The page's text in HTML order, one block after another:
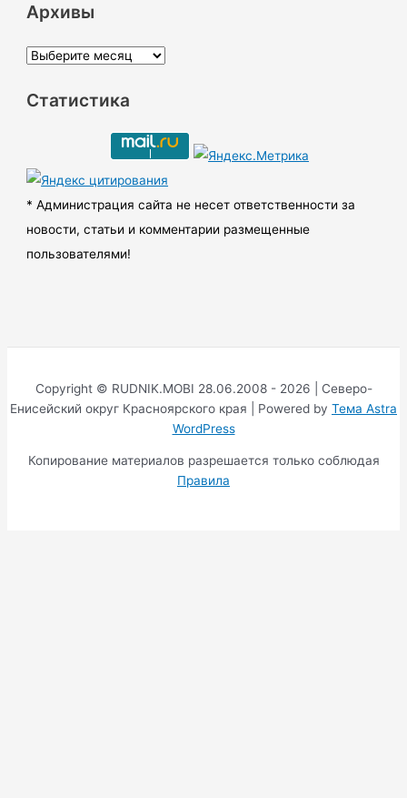
Архивы
А
х
ы
Статистика
* Администрация сайта не несет ответственности за
новости, статьи и комментарии размещенные
пользователями!
Copyright © RUDNIK.MOBI 28.06.2008 - 2026 | Северо-
Енисейский округ Красноярского края | Powered by Тема Astra
WordPress
Копирование материалов разрешается только соблюдая
Правила